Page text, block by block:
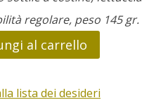
regolare, peso 145 gr.
al carrello
lista dei desideri